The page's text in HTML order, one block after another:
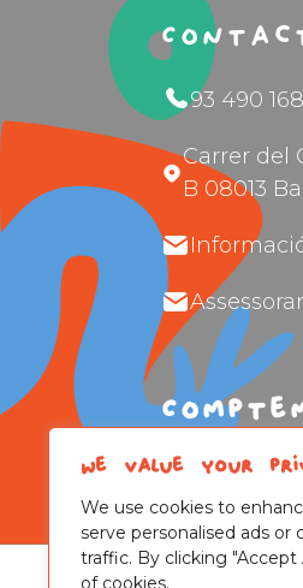
We value your
We use cookies to
serve personalised ads or
traffic. By clicking
of cookies.
93 490
Carrer del
B 08013